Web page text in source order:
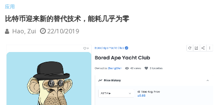
应用
比特币迎来新的替代技术，能耗几乎为零
Hao, Zui 22/10/2019